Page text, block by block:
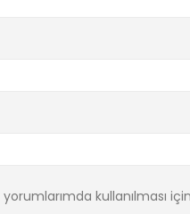
kullanılması